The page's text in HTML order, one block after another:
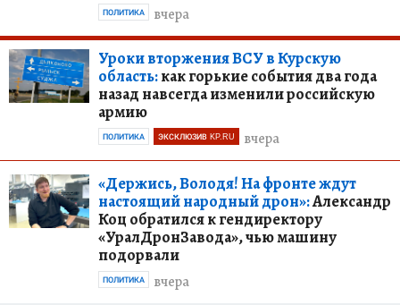
вчера
ПОЛИТИКА
Уроки вторжения ВСУ в Курскую
область:как горькие события два года
назад навсегда изменили российскую
армию
вчера
ПОЛИТИКА ЭКСКЛЮЗИВ KP.RU
«Держись, Володя! На фронте ждут
настоящий народный дрон»:Александр
Коц обратился к гендиректору
«УралДронЗавода», чью машину
подорвали
вчера
ПОЛИТИКА